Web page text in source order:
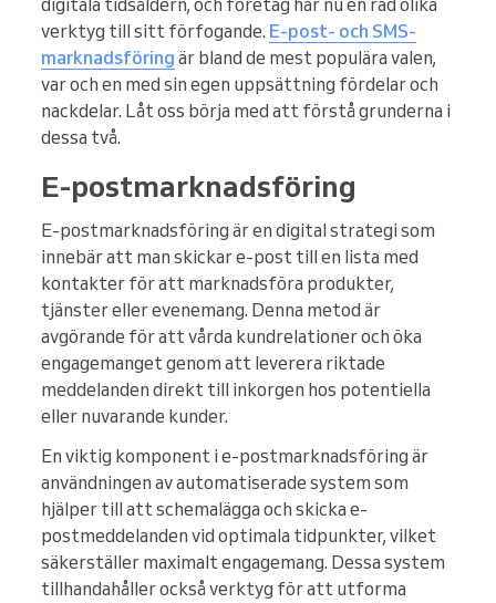
digitala tidsåldern, och företag har nu en rad olika
verktyg till sitt förfogande. E-post- och SMS-
marknadsföring är bland de mest populära valen,
var och en med sin egen uppsättning fördelar och
nackdelar. Låt oss börja med att förstå grunderna i
dessa två.
E-postmarknadsföring
E-postmarknadsföring är en digital strategi som
innebär att man skickar e-post till en lista med
kontakter för att marknadsföra produkter,
tjänster eller evenemang. Denna metod är
avgörande för att vårda kundrelationer och öka
engagemanget genom att leverera riktade
meddelanden direkt till inkorgen hos potentiella
eller nuvarande kunder.
En viktig komponent i e-postmarknadsföring är
användningen av automatiserade system som
hjälper till att schemalägga och skicka e-
postmeddelanden vid optimala tidpunkter, vilket
säkerställer maximalt engagemang. Dessa system
tillhandahåller också verktyg för att utforma